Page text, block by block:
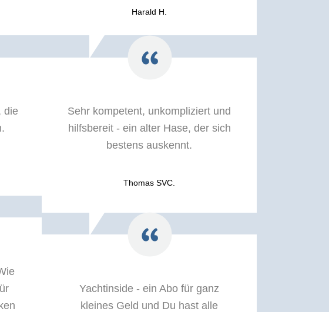
die
Harald H.
Sehr kompetent, unkompliziert und
hilfsbereit - ein alter Hase, der sich
bestens auskennt.
Thomas SVC.
Yachtinside - ein Abo für ganz
kleines Geld und Du hast alle